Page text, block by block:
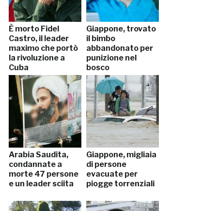
È morto Fidel
Castro, il leader
maximo che portò
la rivoluzione a
Cuba
Giappone, trovato
il bimbo
abbandonato per
punizione nel
bosco
Arabia Saudita,
condannate a
morte 47 persone
e un leader sciita
Giappone, migliaia
di persone
evacuate per
piogge torrenziali